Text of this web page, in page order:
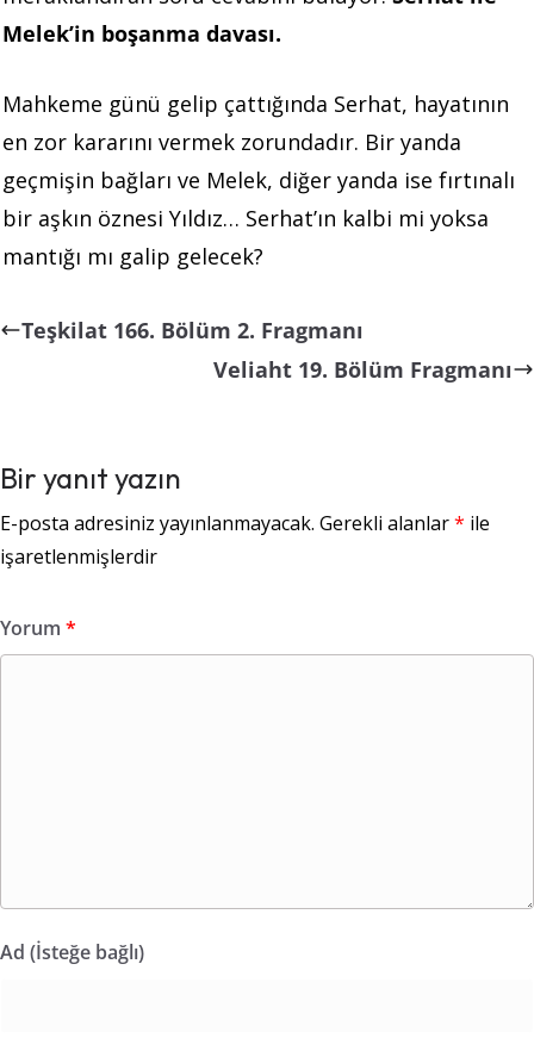
Melek’in boşanma davası.
Mahkeme günü gelip çattığında Serhat, hayatının
en zor kararını vermek zorundadır. Bir yanda
geçmişin bağları ve Melek, diğer yanda ise fırtınalı
bir aşkın öznesi Yıldız… Serhat’ın kalbi mi yoksa
mantığı mı galip gelecek?
Teşkilat 166. Bölüm 2. Fragmanı
Veliaht 19. Bölüm Fragmanı
Bir yanıt yazın
E-posta adresiniz yayınlanmayacak. Gerekli alanlar* ile
işaretlenmişlerdir
Yorum *
Ad (İsteğe bağlı)